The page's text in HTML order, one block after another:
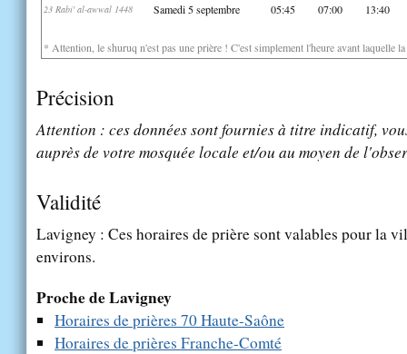
23 Rabi' al-awwal 1448 Samedi 5 septembre 05:45 07:00 13:40
* Attention, le shuruq n'est pas une prière ! C'est simplement l'heure avant laquelle
Précision
Attention : ces données sont fournies à titre indicatif,
auprès de votre mosquée locale et/ou au moyen de
Validité
Lavigney : Ces horaires de prière sont valables pour la
environs.
Proche de Lavigney
Horaires de prières 70 Haute-Saône
Horaires de prières Franche-Comté